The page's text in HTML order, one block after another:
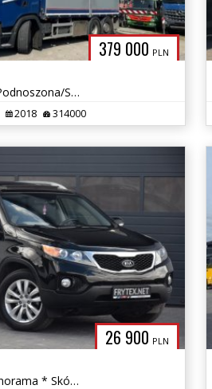
379 000 PLN
Rotator * Chwytak * Podnoszona/Skrętna Oś *
2018 314000
26 900 PLN
2.0 CRDI (150 KM) Panorama * Skóra * El. Fotel * Nawigacja * Gwarancja